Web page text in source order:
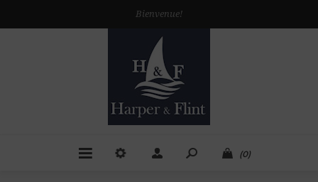
Bienvenue!
(0)